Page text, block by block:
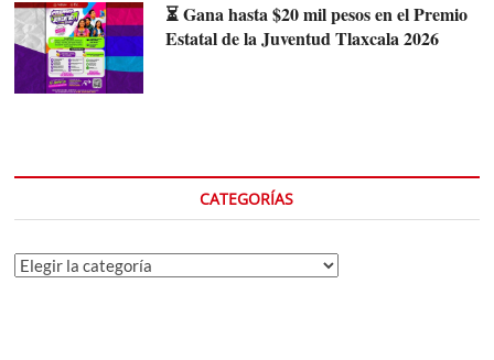
⏳ Gana hasta $20 mil pesos en el Premio
Estatal de la Juventud Tlaxcala 2026
CATEGORÍAS
Categorías